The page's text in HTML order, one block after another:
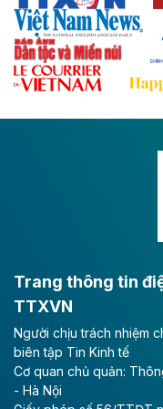
với hệ thống cửa
Theo baodautu.vn
Đề xuất đầu tư
tốc CT.11 qua
Đông A dài khoảng
lực phát triển kinh
Long Thành
Tổng công ty Cảng
(ACV) vừa lập kỷ
II/2026.
Theo baodautu.vn
Trang thông tin
TTXVN
Người chịu trách nhiệm
biên tập Tin Kinh tế
Cơ quan chủ quản:
- Hà Nội